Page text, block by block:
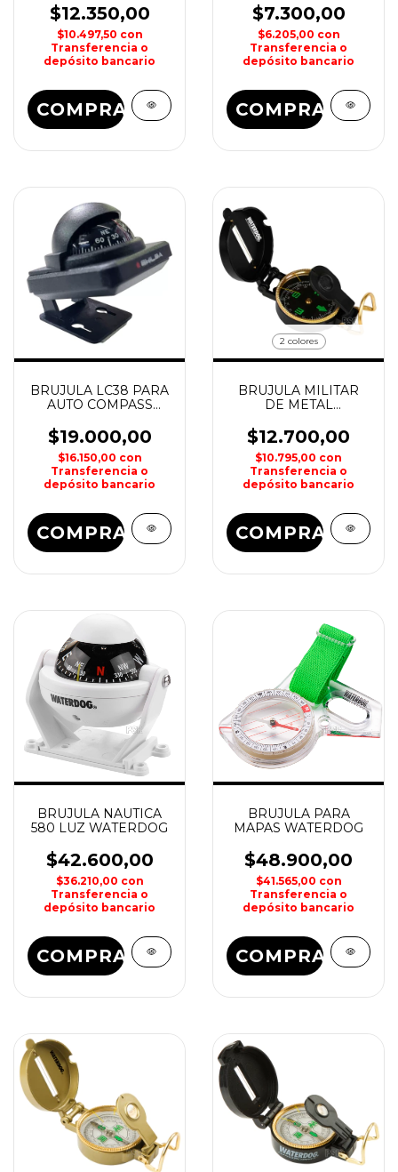
$12.350,00
$10.497,50 con
Transferencia o
depósito bancario
COMPRAR
$7.300,00
$6.205,00 con
Transferencia o
depósito bancario
COMPRAR
BRUJULA LC38 PARA
AUTO COMPASS
$19.000,00
$16.150,00 con
Transferencia o
depósito bancario
COMPRAR
2 colores
BRUJULA MILITAR
DE METAL
$12.700,00
$10.795,00 con
Transferencia o
depósito bancario
COMPRAR
BRUJULA NAUTICA
580 LUZ WATERDOG
$42.600,00
$36.210,00 con
Transferencia o
depósito bancario
COMPRAR
BRUJULA PARA
MAPAS WATERDOG
$48.900,00
$41.565,00 con
Transferencia o
depósito bancario
COMPRAR